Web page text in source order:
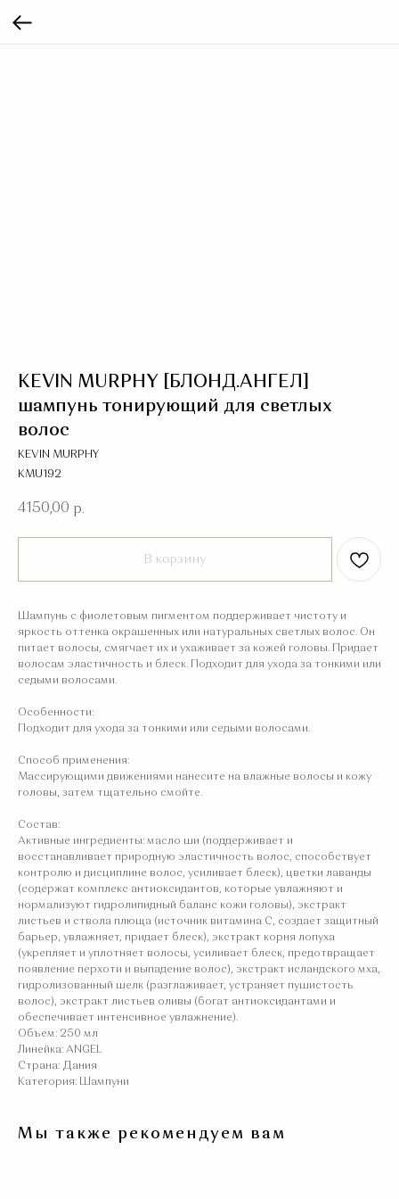
KEVIN MURPHY [БЛОНД.АНГЕЛ]
шампунь тонирующий для светлых
волос
KEVIN MURPHY
KMU192
4150,00 р.
В корзину
Шампунь с фиолетовым пигментом поддерживает чистоту и
яркость оттенка окрашенных или натуральных светлых волос. Он
питает волосы, смягчает их и ухаживает за кожей головы. Придает
волосам эластичность и блеск. Подходит для ухода за тонкими или
седыми волосами.
Особенности:
Подходит для ухода за тонкими или седыми волосами.
Способ применения:
Массирующими движениями нанесите на влажные волосы и кожу
головы, затем тщательно смойте.
Состав:
Активные ингредиенты: масло ши (поддерживает и
восстанавливает природную эластичность волос, способствует
контролю и дисциплине волос, усиливает блеск), цветки лаванды
(содержат комплекс антиоксидантов, которые увлажняют и
нормализуют гидролипидный баланс кожи головы), экстракт
листьев и ствола плюща (источник витамина С, создает защитный
барьер, увлажняет, придает блеск), экстракт корня лопуха
(укрепляет и уплотняет волосы, усиливает блеск, предотвращает
появление перхоти и выпадение волос), экстракт исландского мха,
гидролизованный шелк (разглаживает, устраняет пушистость
волос), экстракт листьев оливы (богат антиоксидантами и
обеспечивает интенсивное увлажнение).
Объем: 250 мл
Линейка: ANGEL
Страна: Дания
Категория: Шампуни
Мы также рекомендуем вам